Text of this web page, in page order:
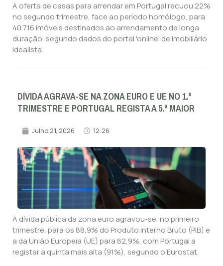
A oferta de casas para arrendar em Portugal recuou 22%
no segundo trimestre, face ao período homólogo, para
40.716 imóveis destinados ao arrendamento de longa
duração, segundo dados do portal 'online' de imobiliário
Idealista.
DÍVIDA AGRAVA-SE NA ZONA EURO E UE NO 1.º
TRIMESTRE E PORTUGAL REGISTA A 5.ª MAIOR
Julho 21, 2026 12:26
A dívida pública da zona euro agravou-se, no primeiro
trimestre, para os 88,9% do Produto Interno Bruto (PIB) e
a da União Europeia (UE) para 82,9%, com Portugal a
registar a quinta mais alta (91%), segundo o Eurostat.